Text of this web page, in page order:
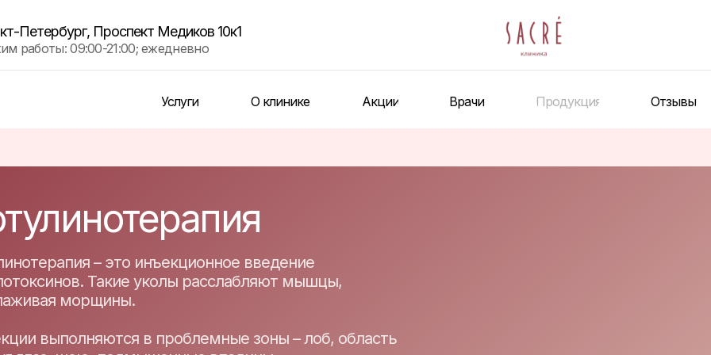
работы: 09:00-21:00; ежедневно
Петербург, Проспект Медиков 10к1
Услуги О клинике Акции Врачи Продукция Отзывы
– это инъекционное введение
Такие уколы расслабляют мышцы,
морщины.
выполняются в проблемные зоны – лоб, область